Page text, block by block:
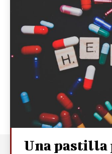
Una pastilla